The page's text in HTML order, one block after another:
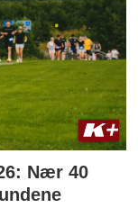
Nær 40